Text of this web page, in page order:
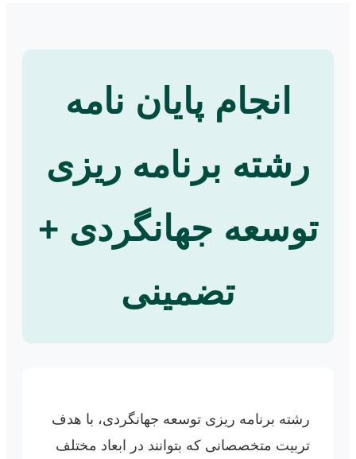
انجام پایان نامه
رشته برنامه ریزی
توسعه جهانگردی +
تضمینی
رشته برنامه ریزی توسعه جهانگردی، با هدف
تربیت متخصصانی که بتوانند در ابعاد مختلف